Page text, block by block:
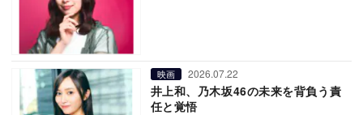
映画 2026.07.22
井上和、乃木坂46の未来を背負う責
任と覚悟